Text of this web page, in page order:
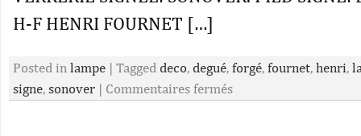
H-F HENRI FOURNET […]
Posted in lampe | Tagged deco, degué, forgé, fournet, henri,
signe, sonover | Commentaires fermés